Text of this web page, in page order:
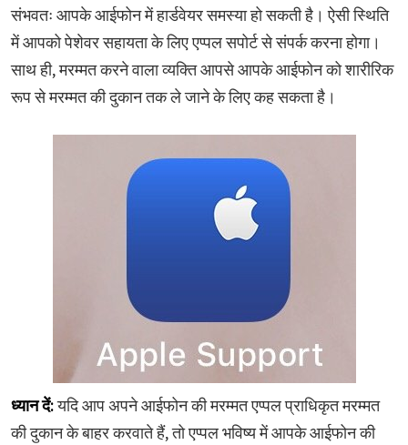
संभवतः आपके आईफोन में हार्डवेयर समस्या हो सकती है। ऐसी स्थिति
में आपको पेशेवर सहायता के लिए एप्पल सपोर्ट से संपर्क करना होगा।
साथ ही, मरम्मत करने वाला व्यक्ति आपसे आपके आईफोन को शारीरिक
रूप से मरम्मत की दुकान तक ले जाने के लिए कह सकता है।
ध्यान दें:यदि आप अपने आईफोन की मरम्मत एप्पल प्राधिकृत मरम्मत
की दुकान के बाहर करवाते हैं, तो एप्पल भविष्य में आपके आईफोन की